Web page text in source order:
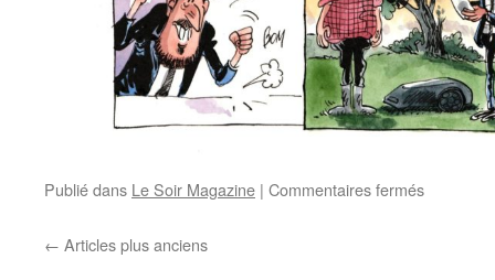
Publié dans Le Soir Magazine | Commentaires fermés
← Articles plus anciens